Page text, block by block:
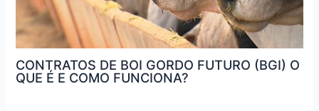
CONTRATOS DE BOI GORDO FUTURO (BGI) O
QUE É E COMO FUNCIONA?